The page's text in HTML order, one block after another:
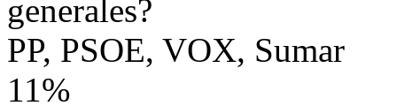
generales?
PP, PSOE, VOX, Sumar
11%